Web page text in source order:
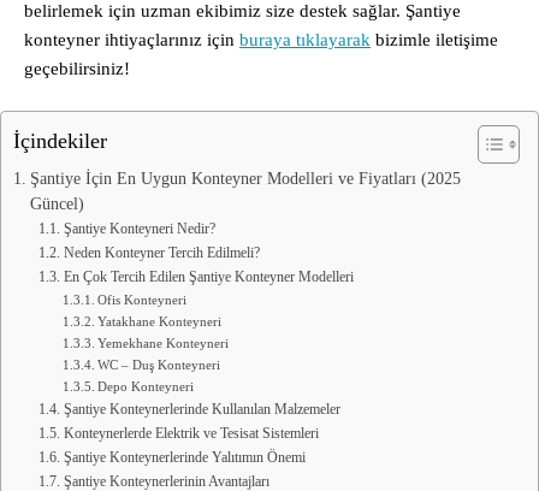
belirlemek için uzman ekibimiz size destek sağlar. Şantiye
konteyner ihtiyaçlarınız için buraya tıklayarak bizimle iletişime
geçebilirsiniz!
İçindekiler
Şantiye İçin En Uygun Konteyner Modelleri ve Fiyatları (2025
Güncel)
Şantiye Konteyneri Nedir?
Neden Konteyner Tercih Edilmeli?
En Çok Tercih Edilen Şantiye Konteyner Modelleri
Ofis Konteyneri
Yatakhane Konteyneri
Yemekhane Konteyneri
WC – Duş Konteyneri
Depo Konteyneri
Şantiye Konteynerlerinde Kullanılan Malzemeler
Konteynerlerde Elektrik ve Tesisat Sistemleri
Şantiye Konteynerlerinde Yalıtımın Önemi
Şantiye Konteynerlerinin Avantajları